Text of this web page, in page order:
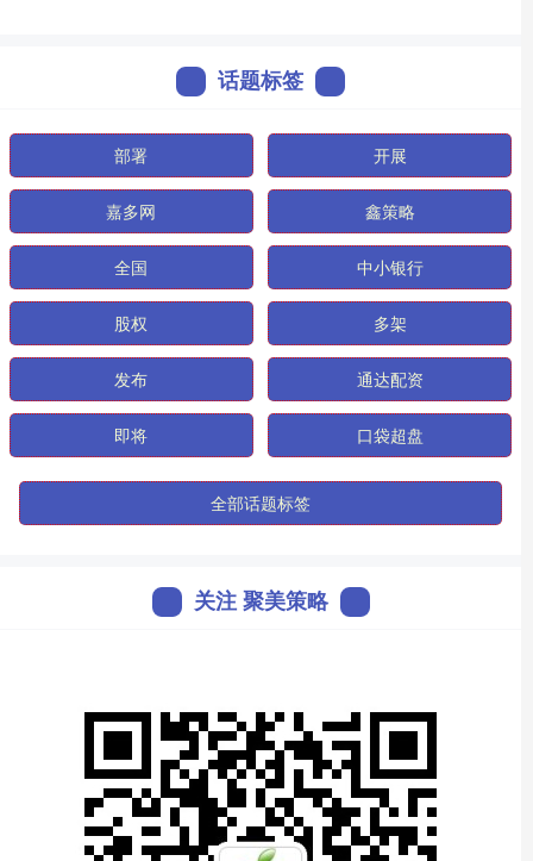
话题标签
部署 开展
嘉多网 鑫策略
全国 中小银行
股权 多架
发布 通达配资
即将 口袋超盘
全部话题标签
关注 聚美策略